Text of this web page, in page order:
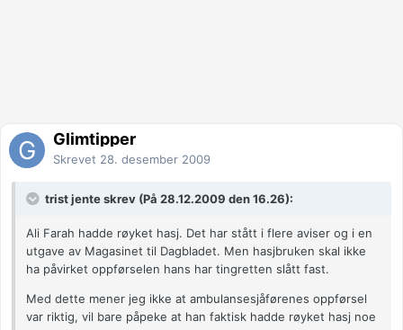
Glimtipper
Skrevet 28. desember 2009
trist jente skrev (På 28.12.2009 den 16.26):
Ali Farah hadde røyket hasj. Det har stått i flere aviser og i en
utgave av Magasinet til Dagbladet. Men hasjbruken skal ikke
ha påvirket oppførselen hans har tingretten slått fast.
Med dette mener jeg ikke at ambulansesjåførenes oppførsel
var riktig, vil bare påpeke at han faktisk hadde røyket hasj noe